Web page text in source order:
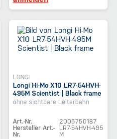
LONGI
Longi Hi-Mo X10 LR7-54HVH-
495M Scientist | Black frame
ohne sichtbare Leiterbahn
Art.-Nr.
2005750187
Hersteller Art.-
Nr.
LR7-54HVH-495
M